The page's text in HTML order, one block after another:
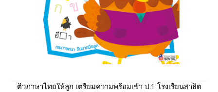
ติวภาษาไทยให้ลูก เตรียมความพร้อมเข้า ป.1 โรงเรียนสาธิต